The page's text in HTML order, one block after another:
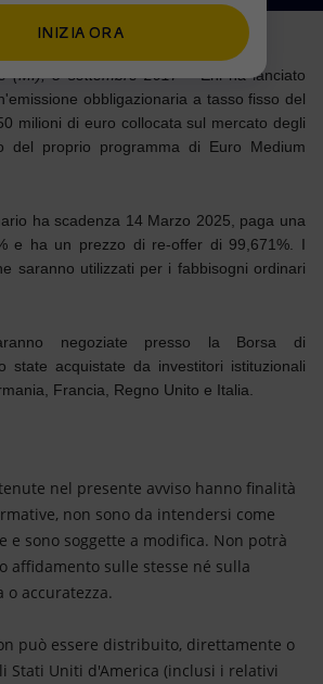
l'innovazione
(MI), 8 settembre 2017– Eni ha lanciato
obbligazionaria a tasso fisso del
milioni di euro collocata sul mercato degli
del proprio programma di Euro Medium
ha scadenza 14 Marzo 2025, paga una
e ha un prezzo di re-offer di 99,671%. I
saranno utilizzati per i fabbisogni ordinari
negoziate presso la Borsa di
state acquistate da investitori istituzionali
Francia, Regno Unito e Italia.
nel presente avviso hanno finalità
non sono da intendersi come
e sono soggette a modifica. Non potrà
affidamento sulle stesse né sulla
o accuratezza.
può essere distribuito, direttamente o
Stati Uniti d'America (inclusi i relativi
INIZIA ORA